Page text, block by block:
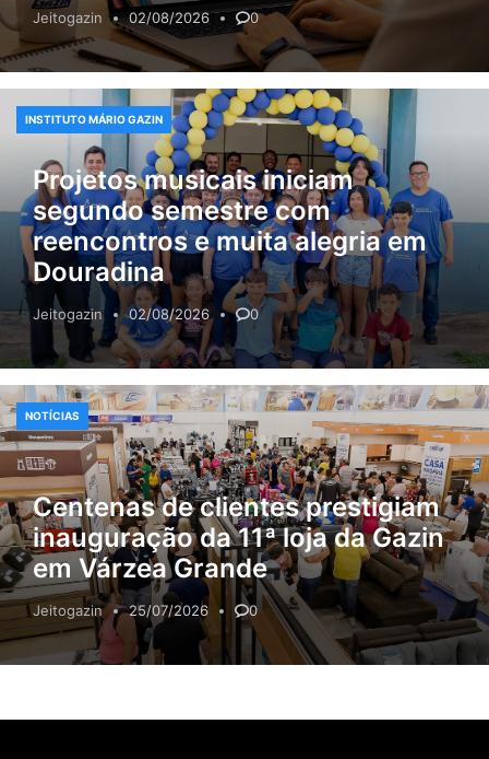
Jeitogazin 02/08/2026 0
Projetos musicais iniciam
segundo semestre com
reencontros e muita alegria em
Douradina
Jeitogazin 02/08/2026 0
INSTITUTO MÁRIO GAZIN
Centenas de clientes prestigiam
inauguração da 11ª loja da Gazin
em Várzea Grande
Jeitogazin 25/07/2026 0
NOTÍCIAS